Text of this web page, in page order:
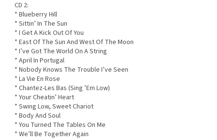
CD 2:
* Blueberry Hill
* Sittin’ In The Sun
* I Get A Kick Out Of You
* East Of The Sun And West Of The Moon
* I’ve Got The World On A String
* April In Portugal
* Nobody Knows The Trouble I’ve Seen
* La Vie En Rose
* Chantez-Les Bas (Sing ’Em Low)
* Your Cheatin’ Heart
* Swing Low, Sweet Chariot
* Body And Soul
* You Turned The Tables On Me
* We’ll Be Together Again